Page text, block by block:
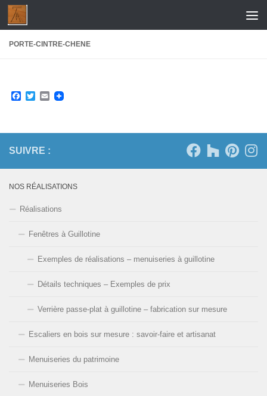
Skip to content
PORTE-CINTRE-CHENE
Facebook
Twitter
Email
SUIVRE :
NOS RÉALISATIONS
Réalisations
Fenêtres à Guillotine
Exemples de réalisations – menuiseries à guillotine
Détails techniques – Exemples de prix
Verrière passe-plat à guillotine – fabrication sur mesure
Escaliers en bois sur mesure : savoir-faire et artisanat
Menuiseries du patrimoine
Menuiseries Bois